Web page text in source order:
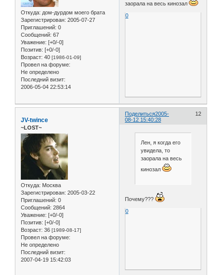
Откуда: дом-дурдом моего брата
Зарегистрирован: 2005-07-27
Приглашений: 0
Сообщений: 67
Уважение: [+0/-0]
Позитив: [+0/-0]
Возраст: 40 [1986-01-09]
Провел на форуме:
Не определено
Последний визит:
2006-05-04 22:53:14
заорала на весь кинозал
0
Поделиться 12
2005-
08-12 15:40:28
JV-twince
~LOST~
Откуда: Москва
Зарегистрирован: 2005-03-22
Приглашений: 0
Сообщений: 2864
Уважение: [+0/-0]
Позитив: [+0/-0]
Возраст: 36 [1989-08-17]
Провел на форуме:
Не определено
Последний визит:
2007-04-19 15:42:03
Лен, я когда его
увидела, то
заорала на весь
кинозал
Почему???
0